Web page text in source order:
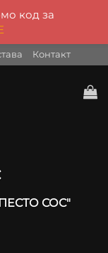
Контакт
СОС"
код за